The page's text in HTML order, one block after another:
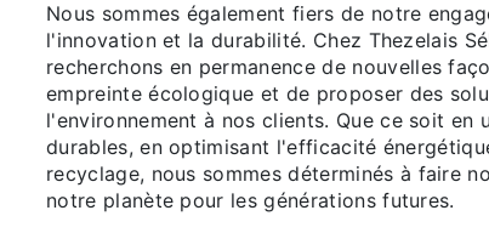
Nous sommes également fiers de notre
l'innovation et la durabilité. Chez Thezelais
recherchons en permanence de nouvelles
empreinte écologique et de proposer des
l'environnement à nos clients. Que ce soit en
durables, en optimisant l'efficacité
recyclage, nous sommes déterminés à faire
notre planète pour les générations futures.